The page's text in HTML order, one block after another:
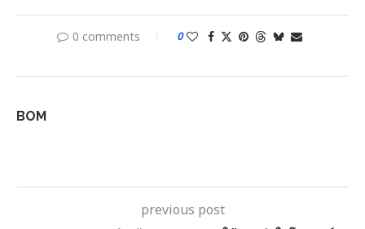
0 comments 0
BOM
previous post